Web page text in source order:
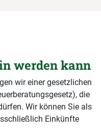
werden kann
wir einer gesetzlichen
die
Wir können Sie als
Einkünfte